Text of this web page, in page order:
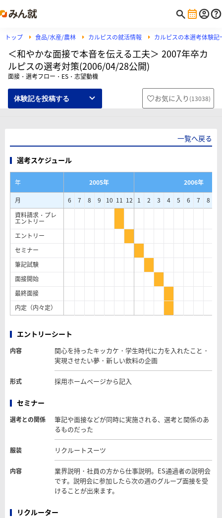
トップ 食品/水産/農林 カルピスの就活情報 カルピスの本選考体験記
＜和やかな面接で本音を伝える工夫＞ 2007年卒カ
ルピスの選考対策(2006/04/28公開)
面接・選考フロー・ES・志望動機
体験記を投稿する お気に入り (13038)
一覧へ戻る
選考スケジュール
年 2005年
2006年
月
6 7 8 9 10 11 12 1 2 3 4 5 6 7 8
資料請求・プレ
エントリー
エントリー
セミナー
筆記試験
面接開始
最終面接
内定（内々定）
エントリーシート
内容
関心を持ったキッカケ・学生時代に力を入れたこと・
実現させたい夢・新しい飲料の企画
形式 採用ホームページから記入
セミナー
選考との関係
筆記や面接などが同時に実施される、選考と関係のあ
るものだった
服装 リクルートスーツ
内容
業界説明・社員の方から仕事説明。ES通過者の説明会
です。説明会に参加したら次の週のグループ面接を受
けることが出来ます。
リクルーター